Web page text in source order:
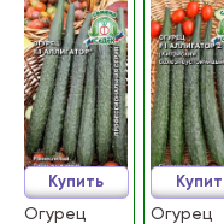
Огурец
Купить
Огурец